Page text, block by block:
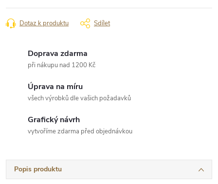
Dotaz k produktu Sdílet
Doprava zdarma
při nákupu nad 1200 Kč
Úprava na míru
všech výrobků dle vašich požadavků
Grafický návrh
vytvoříme zdarma před objednávkou
Popis produktu